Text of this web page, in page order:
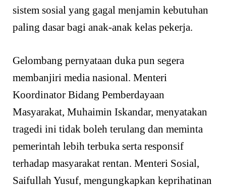
sistem sosial yang gagal menjamin kebutuhan
paling dasar bagi anak-anak kelas pekerja.
Gelombang pernyataan duka pun segera
membanjiri media nasional. Menteri
Koordinator Bidang Pemberdayaan
Masyarakat, Muhaimin Iskandar, menyatakan
tragedi ini tidak boleh terulang dan meminta
pemerintah lebih terbuka serta responsif
terhadap masyarakat rentan. Menteri Sosial,
Saifullah Yusuf, mengungkapkan keprihatinan